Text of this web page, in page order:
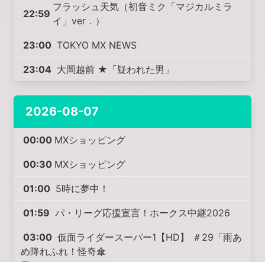
22:59
フラッシュ天気（初音ミク「マジカルミラ
イ」ver．）
23:00 TOKYO MX NEWS
23:04 大岡越前 ★「疑われた男」
2026-08-07
00:00 MXショッピング
00:30 MXショッピング
01:00 5時に夢中！
01:59 パ・リーグ応援宣言！ホークス中継2026
03:00 仮面ライダースーパー1【HD】 ＃29「雨あ
め降れふれ！怪奇傘